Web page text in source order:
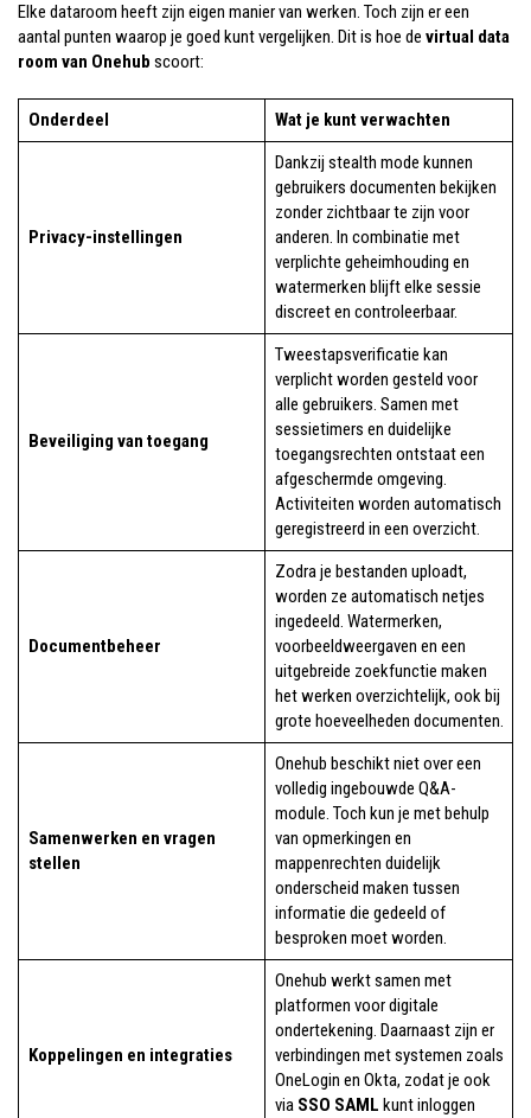
Elke dataroom heeft zijn eigen manier van werken. Toch zijn er een
aantal punten waarop je goed kunt vergelijken. Dit is hoe de virtual data
room van Onehub scoort:
Onderdeel Wat je kunt verwachten
Privacy-instellingen
Dankzij stealth mode kunnen
gebruikers documenten bekijken
zonder zichtbaar te zijn voor
anderen. In combinatie met
verplichte geheimhouding en
watermerken blijft elke sessie
discreet en controleerbaar.
Beveiliging van toegang
Tweestapsverificatie kan
verplicht worden gesteld voor
alle gebruikers. Samen met
sessietimers en duidelijke
toegangsrechten ontstaat een
afgeschermde omgeving.
Activiteiten worden automatisch
geregistreerd in een overzicht.
Documentbeheer
Zodra je bestanden uploadt,
worden ze automatisch netjes
ingedeeld. Watermerken,
voorbeeldweergaven en een
uitgebreide zoekfunctie maken
het werken overzichtelijk, ook bij
grote hoeveelheden documenten.
Samenwerken en vragen
stellen
Onehub beschikt niet over een
volledig ingebouwde Q&A-
module. Toch kun je met behulp
van opmerkingen en
mappenrechten duidelijk
onderscheid maken tussen
informatie die gedeeld of
besproken moet worden.
Koppelingen en integraties
Onehub werkt samen met
platformen voor digitale
ondertekening. Daarnaast zijn er
verbindingen met systemen zoals
OneLogin en Okta, zodat je ook
via SSO SAML kunt inloggen